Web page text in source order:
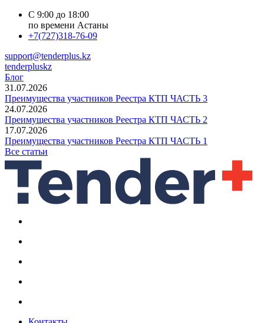
С 9:00 до 18:00
по времени Астаны
+7(727)318-76-09
support@tenderplus.kz
tenderpluskz
Блог
31.07.2026
Преимущества участников Реестра КТП ЧАСТЬ 3
24.07.2026
Преимущества участников Реестра КТП ЧАСТЬ 2
17.07.2026
Преимущества участников Реестра КТП ЧАСТЬ 1
Все статьи